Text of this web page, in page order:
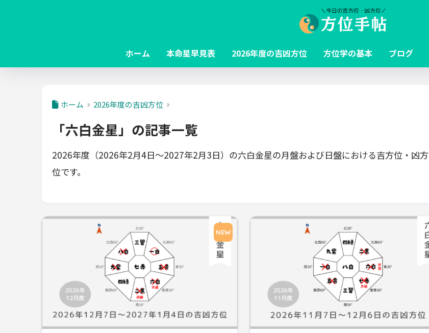
ホーム 本命星早見表 2026年度の吉凶方位 方位学の基本 ブログ
ホーム 2026年度の吉凶方位
「六白金星」の記事一覧
2026年度（2026年2月4日～2027年2月3日）の六白金星の月盤および日盤における吉方位・凶方
位です。
NEW